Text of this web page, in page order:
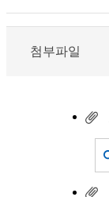
첨부파일